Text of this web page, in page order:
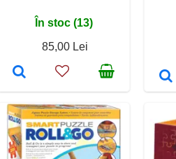
În stoc (13)
85,00 Lei